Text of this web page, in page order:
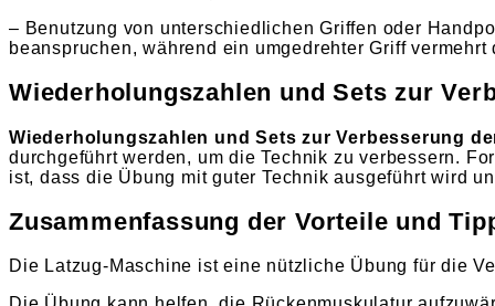
– Benutzung von unterschiedlichen Griffen oder
beanspruchen, während ein umgedrehter Griff
Wiederholungszahlen und Sets zur
Wiederholungszahlen und Sets zur Verbesserung
durchgeführt werden, um die Technik zu verbessern.
ist, dass die Übung mit guter Technik ausgeführt wird
Zusammenfassung der Vorteile und
Die Latzug-Maschine ist eine nützliche Übung für die